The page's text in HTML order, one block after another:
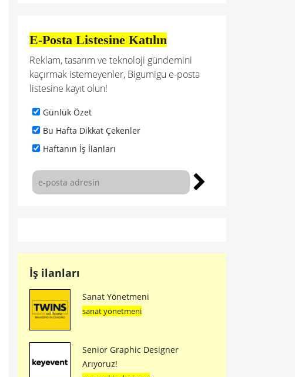
E-Posta Listesine Katılın
Reklam, tasarım ve teknoloji gündemini
kaçırmak istemeyenler, Bigumigu e-posta
listesine kayıt olun!
Günlük Özet
Bu Hafta Dikkat Çekenler
Haftanın İş İlanları
İş ilanları
Sanat Yönetmeni
sanat yönetmeni
Senior Graphic Designer
Arıyoruz!